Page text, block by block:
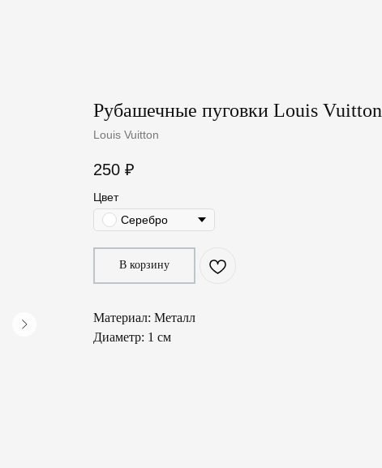
Рубашечные пуговки Louis Vuitton
Louis Vuitton
250 ₽
Цвет
Серебро
В корзину
Материал: Металл
Диаметр: 1 см